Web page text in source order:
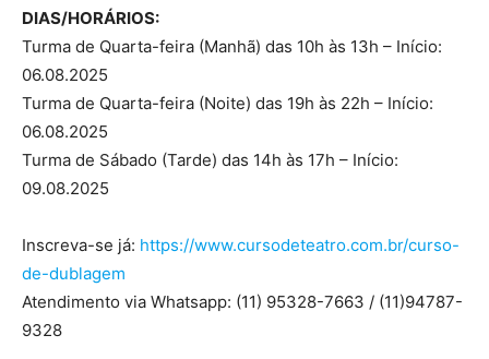
DIAS/HORÁRIOS:
Turma de Quarta-feira (Manhã) das 10h às 13h – Início:
06.08.2025
Turma de Quarta-feira (Noite) das 19h às 22h – Início:
06.08.2025
Turma de Sábado (Tarde) das 14h às 17h – Início:
09.08.2025
Inscreva-se já: https://www.cursodeteatro.com.br/curso-
de-dublagem
Atendimento via Whatsapp: (11) 95328-7663 / (11)94787-
9328